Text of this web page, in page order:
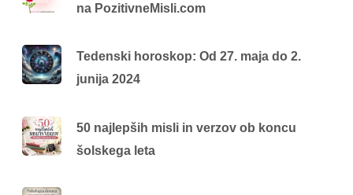
na PozitivneMisli.com
Tedenski horoskop: Od 27. maja do 2.
junija 2024
50 najlepših misli in verzov ob koncu
šolskega leta